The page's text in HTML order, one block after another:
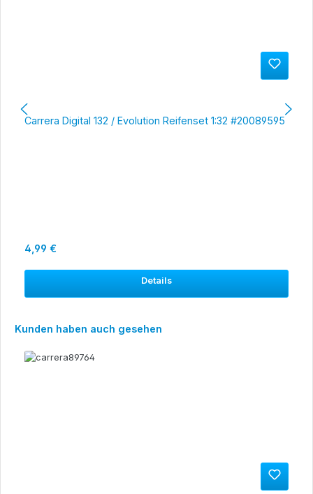
Carrera Digital 132 / Evolution Reifenset 1:32 #20089595
Regulärer Preis:
4,99 €
Details
Produktgalerie überspringen
Kunden haben auch gesehen